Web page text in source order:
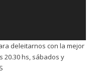
deleitarnos con la mejor
20.30 hs, sábados y